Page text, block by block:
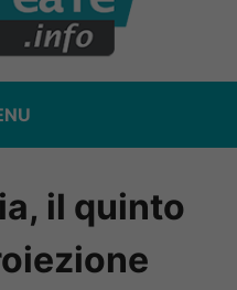
il quinto